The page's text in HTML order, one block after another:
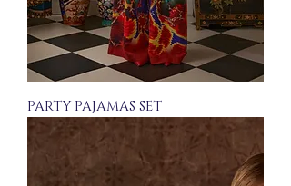
PARTY PAJAMAS SET